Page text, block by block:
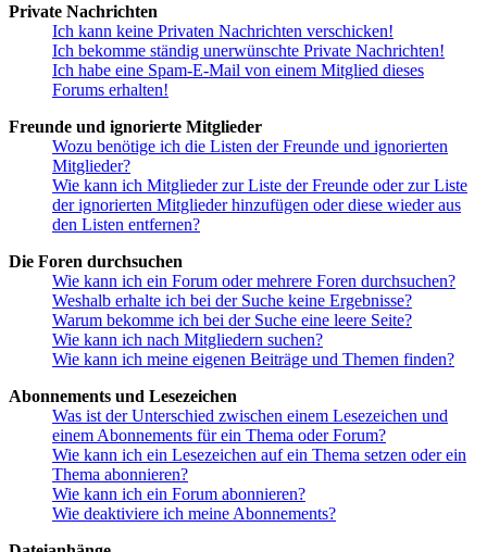
Private Nachrichten
Ich kann keine Privaten Nachrichten verschicken!
Ich bekomme ständig unerwünschte Private Nachrichten!
Ich habe eine Spam-E-Mail von einem Mitglied dieses
Forums erhalten!
Freunde und ignorierte Mitglieder
Wozu benötige ich die Listen der Freunde und ignorierten
Mitglieder?
Wie kann ich Mitglieder zur Liste der Freunde oder zur Liste
der ignorierten Mitglieder hinzufügen oder diese wieder aus
den Listen entfernen?
Die Foren durchsuchen
Wie kann ich ein Forum oder mehrere Foren durchsuchen?
Weshalb erhalte ich bei der Suche keine Ergebnisse?
Warum bekomme ich bei der Suche eine leere Seite?
Wie kann ich nach Mitgliedern suchen?
Wie kann ich meine eigenen Beiträge und Themen finden?
Abonnements und Lesezeichen
Was ist der Unterschied zwischen einem Lesezeichen und
einem Abonnements für ein Thema oder Forum?
Wie kann ich ein Lesezeichen auf ein Thema setzen oder ein
Thema abonnieren?
Wie kann ich ein Forum abonnieren?
Wie deaktiviere ich meine Abonnements?